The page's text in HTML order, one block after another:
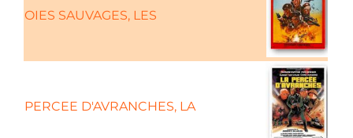
OIES SAUVAGES, LES
PERCEE D'AVRANCHES, LA